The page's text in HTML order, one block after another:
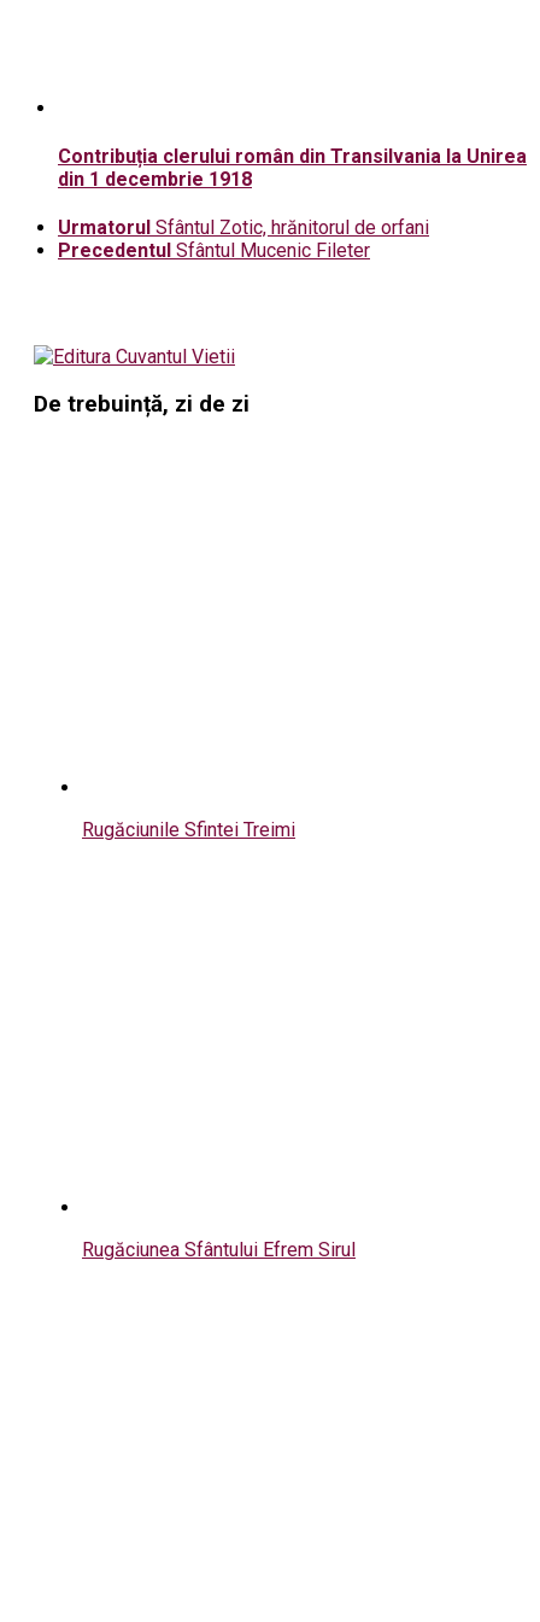
Contribuția clerului român din Transilvania la Unirea
din 1 decembrie 1918
Urmatorul Sfântul Zotic, hrănitorul de orfani
Precedentul Sfântul Mucenic Fileter
De trebuință, zi de zi
Rugăciunile Sfintei Treimi
Rugăciunea Sfântului Efrem Sirul